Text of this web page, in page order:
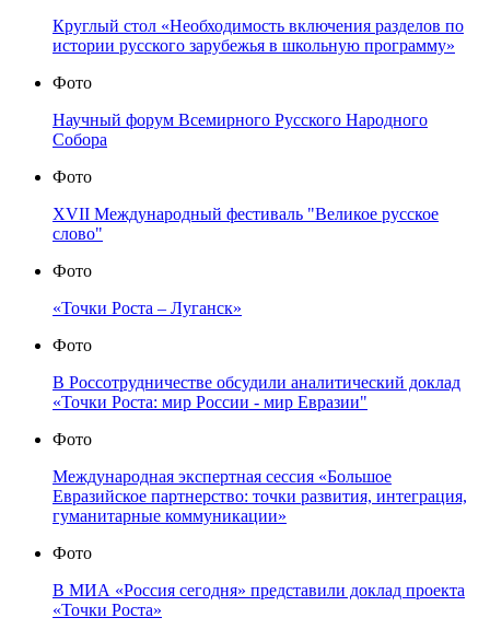
Круглый стол «Необходимость включения разделов по
истории русского зарубежья в школьную программу»
Фото
Научный форум Всемирного Русского Народного
Собора
Фото
XVII Международный фестиваль "Великое русское
слово"
Фото
«Точки Роста – Луганск»
Фото
В Россотрудничестве обсудили аналитический доклад
«Точки Роста: мир России - мир Евразии"
Фото
Международная экспертная сессия «Большое
Евразийское партнерство: точки развития, интеграция,
гуманитарные коммуникации»
Фото
В МИА «Россия сегодня» представили доклад проекта
«Точки Роста»